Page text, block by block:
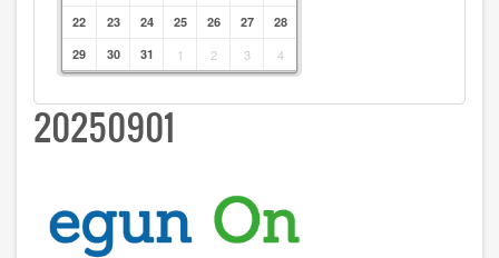
22
23 24 25 26 27
28
29
30 31 1 2 3 4
20250901